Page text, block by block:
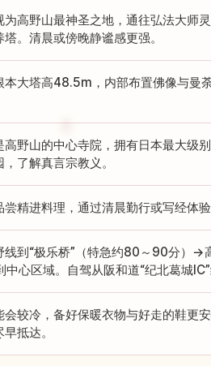
为高野山最神圣之地，通往弘法大师
。清晨或傍晚静谧感更强。
本大塔高48.5m，内部布置佛像与曼
高野山的中心寺院，拥有日本最大级
了解真言宗教义。
尝精进料理，通过清晨勤行或写经体验
线到“极乐桥”（特急约80～90分）→
中心区域。自驾从阪和道“纪北葛城IC”
会较冷，备好保暖衣物与好走的鞋更
抵达。